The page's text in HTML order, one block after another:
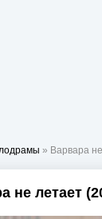
» Варвара
не летает